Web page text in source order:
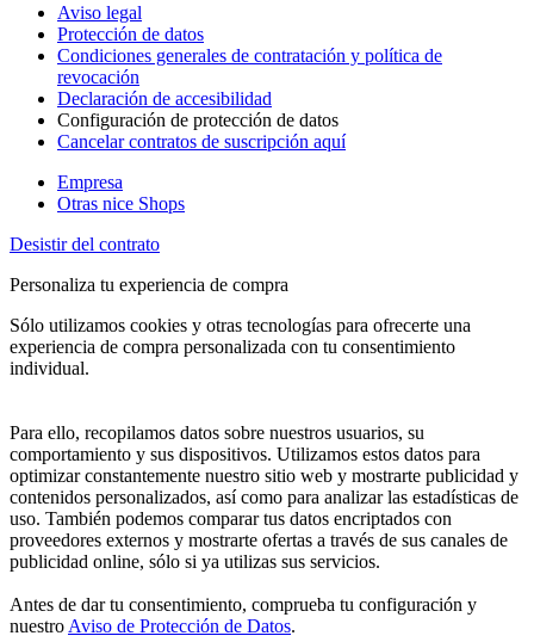
Aviso legal
Protección de datos
Condiciones generales de contratación y política de
revocación
Declaración de accesibilidad
Configuración de protección de datos
Cancelar contratos de suscripción aquí
Empresa
Otras nice Shops
Desistir del contrato
Personaliza tu experiencia de compra
Sólo utilizamos cookies y otras tecnologías para ofrecerte una
experiencia de compra personalizada con tu consentimiento
individual.
Para ello, recopilamos datos sobre nuestros usuarios, su
comportamiento y sus dispositivos. Utilizamos estos datos para
optimizar constantemente nuestro sitio web y mostrarte publicidad y
contenidos personalizados, así como para analizar las estadísticas de
uso. También podemos comparar tus datos encriptados con
proveedores externos y mostrarte ofertas a través de sus canales de
publicidad online, sólo si ya utilizas sus servicios.
Antes de dar tu consentimiento, comprueba tu configuración y
nuestro Aviso de Protección de Datos.